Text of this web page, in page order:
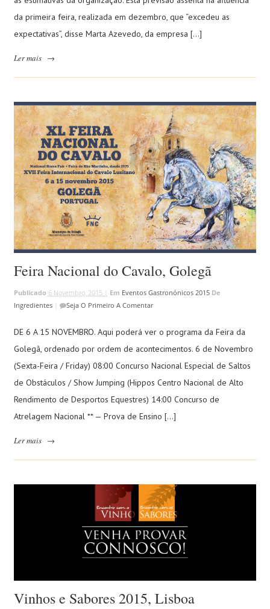
da primeira feira, realizada em dezembro, que “excedeu as
expectativas”, disse Marta Azevedo, da empresa […]
Ler mais →
Feira Nacional do Cavalo, Golegã
Publicado 6 Novembro, 2015 | Em Eventos Gastronónicos 2015 De
Ingredientes| Seja O Primeiro A Comentar
DE 6 A 15 NOVEMBRO. Aqui poderá ver o programa da Feira da
Golegã, ordenado por ordem de acontecimentos. 6 de Novembro
(Sexta-Feira / Friday) 08:00 Concurso Nacional Especial de Saltos
de Obstáculos / Show Jumping (Hippos Centro Nacional de Alto
Rendimento de Desportos Equestres) 14:00 Concurso de
Atrelagem Nacional ** — Prova de Ensino […]
Ler mais →
Vinhos e Sabores 2015, Lisboa